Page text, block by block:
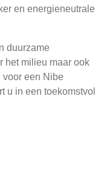
en energieneutrale
duurzame
het milieu maar ook
voor een Nibe
u in een toekomstvol